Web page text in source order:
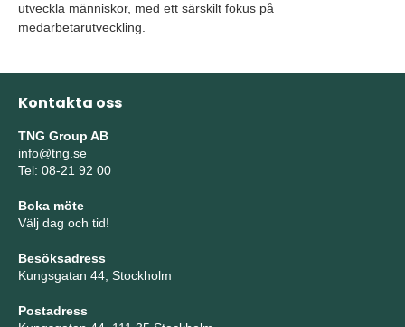
utveckla människor, med ett särskilt fokus på
medarbetarutveckling.
Kontakta oss
TNG Group AB
info@tng.se
Tel: 08-21 92 00
Boka möte
Välj dag och tid!
Besöksadress
Kungsgatan 44, Stockholm
Postadress